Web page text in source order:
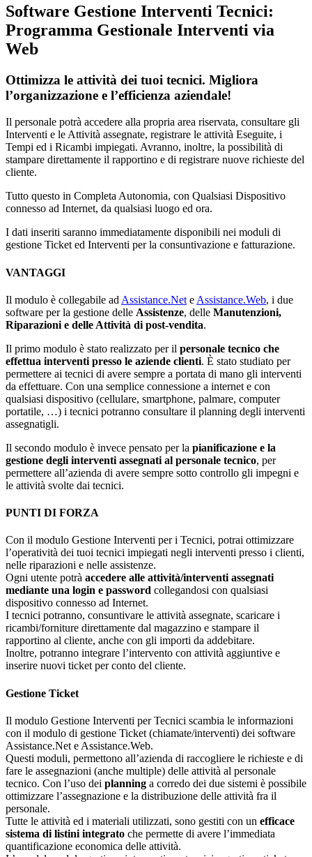
Software Gestione Interventi Tecnici:
Programma Gestionale Interventi via
Web
Ottimizza le attività dei tuoi tecnici. Migliora
l’organizzazione e l’efficienza aziendale!
Il personale potrà accedere alla propria area riservata, consultare gli
Interventi e le Attività assegnate, registrare le attività Eseguite, i
Tempi ed i Ricambi impiegati. Avranno, inoltre, la possibilità di
stampare direttamente il rapportino e di registrare nuove richieste del
cliente.
Tutto questo in Completa Autonomia, con Qualsiasi Dispositivo
connesso ad Internet, da qualsiasi luogo ed ora.
I dati inseriti saranno immediatamente disponibili nei moduli di
gestione Ticket ed Interventi per la consuntivazione e fatturazione.
VANTAGGI
Il modulo è collegabile ad Assistance.Net e Assistance.Web, i due
software per la gestione delle Assistenze, delle Manutenzioni,
Riparazioni e delle Attività di post-vendita.
Il primo modulo è stato realizzato per il personale tecnico che
effettua interventi presso le aziende clienti. È stato studiato per
permettere ai tecnici di avere sempre a portata di mano gli interventi
da effettuare. Con una semplice connessione a internet e con
qualsiasi dispositivo (cellulare, smartphone, palmare, computer
portatile, …) i tecnici potranno consultare il planning degli interventi
assegnatigli.
Il secondo modulo è invece pensato per la pianificazione e la
gestione degli interventi assegnati al personale tecnico, per
permettere all’azienda di avere sempre sotto controllo gli impegni e
le attività svolte dai tecnici.
PUNTI DI FORZA
Con il modulo Gestione Interventi per i Tecnici, potrai ottimizzare
l’operatività dei tuoi tecnici impiegati negli interventi presso i clienti,
nelle riparazioni e nelle assistenze.
Ogni utente potrà accedere alle attività/interventi assegnati
mediante una login e password collegandosi con qualsiasi
dispositivo connesso ad Internet.
I tecnici potranno, consuntivare le attività assegnate, scaricare i
ricambi/forniture direttamente dal magazzino e stampare il
rapportino al cliente, anche con gli importi da addebitare.
Inoltre, potranno integrare l’intervento con attività aggiuntive e
inserire nuovi ticket per conto del cliente.
Gestione Ticket
Il modulo Gestione Interventi per Tecnici scambia le informazioni
con il modulo di gestione Ticket (chiamate/interventi) dei software
Assistance.Net e Assistance.Web.
Questi moduli, permettono all’azienda di raccogliere le richieste e di
fare le assegnazioni (anche multiple) delle attività al personale
tecnico. Con l’uso dei planning a corredo dei due sistemi è possibile
ottimizzare l’assegnazione e la distribuzione delle attività fra il
personale.
Tutte le attività ed i materiali utilizzati, sono gestiti con un efficace
sistema di listini integrato che permette di avere l’immediata
quantificazione economica delle attività.